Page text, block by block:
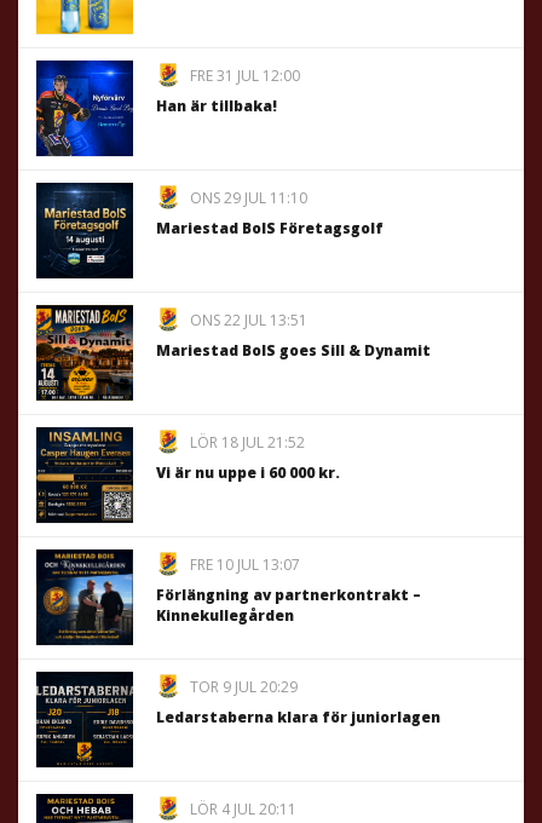
FRE 31 JUL 12:00
Han är tillbaka!
ONS 29 JUL 11:10
Mariestad BoIS Företagsgolf
ONS 22 JUL 13:51
Mariestad BoIS goes Sill & Dynamit
LÖR 18 JUL 21:52
Vi är nu uppe i 60 000 kr.
FRE 10 JUL 13:07
Förlängning av partnerkontrakt –
Kinnekullegården
TOR 9 JUL 20:29
Ledarstaberna klara för juniorlagen
LÖR 4 JUL 20:11